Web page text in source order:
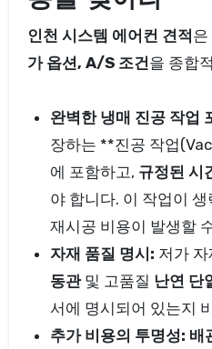
인천 시스템 에어컨 견적 은
가 옵션, A/S 조건을 종합
완벽한 냉매 진공 작업
장하는 **진공 작업
에 포함하고, 규정된 시
야 합니다. 이 작업이
재시공 비용이 발생할
자재 품질 명시: 저가 자
동관및 고품질 난연 단
서에 명시되어 있는지
추가 비용의 투명성: 배